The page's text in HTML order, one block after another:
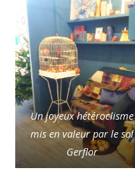
Un joyeux hétéroclisme
mis en valeur par le sol
Gerflor